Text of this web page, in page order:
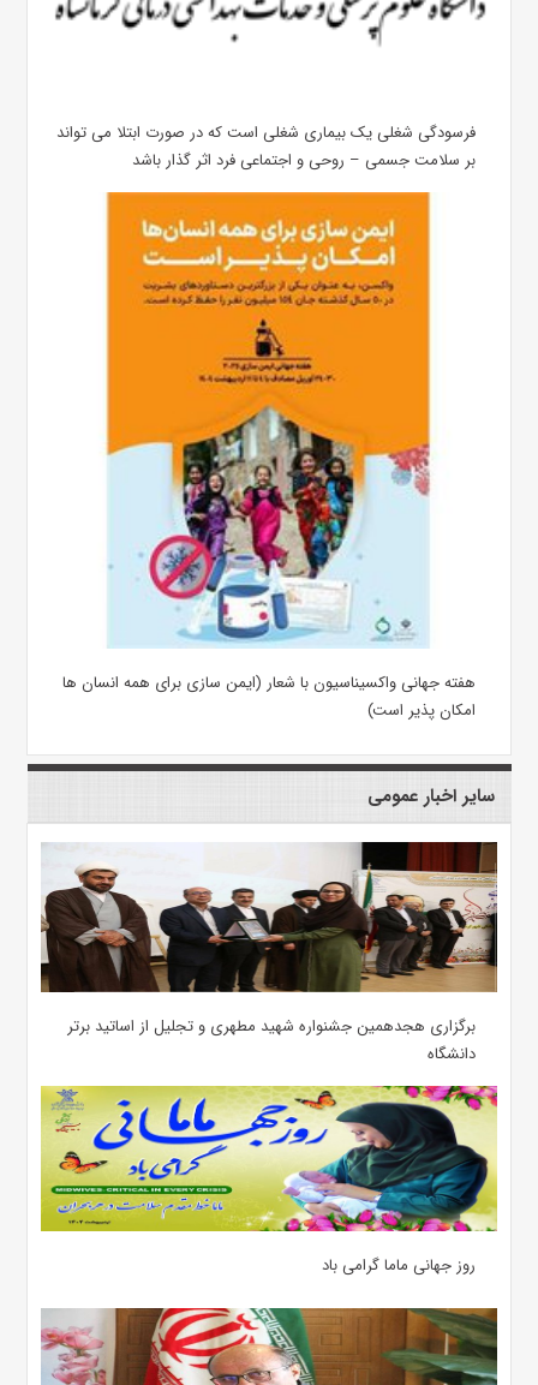
فرسودگی شغلی یک بیماری شغلی است که در صورت ابتلا می تواند
بر سلامت جسمی – روحی و اجتماعی فرد اثر گذار باشد
هفته جهانی واکسیناسیون با شعار (ایمن سازی برای همه انسان ها
امکان پذیر است)
سایر اخبار عمومی
برگزاری هجدهمین جشنواره شهید مطهری و تجلیل از اساتید برتر
دانشگاه
روز جهانی ماما گرامی باد